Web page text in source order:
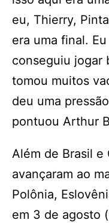
eu, Thierry,
era uma final.
conseguiu jogar
tomou muitos
deu uma
pontuou Arthur
Além de Brasil e
avançaram ao
Polônia,
em 3 de agosto